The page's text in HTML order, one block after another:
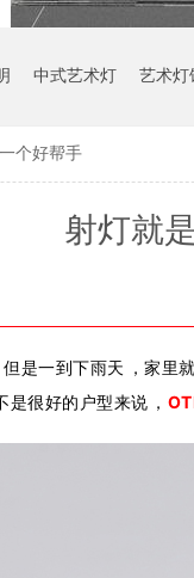
中式艺术灯 艺术灯
个好帮手
射灯就
是一到下雨天，家里
很好的户型来说，